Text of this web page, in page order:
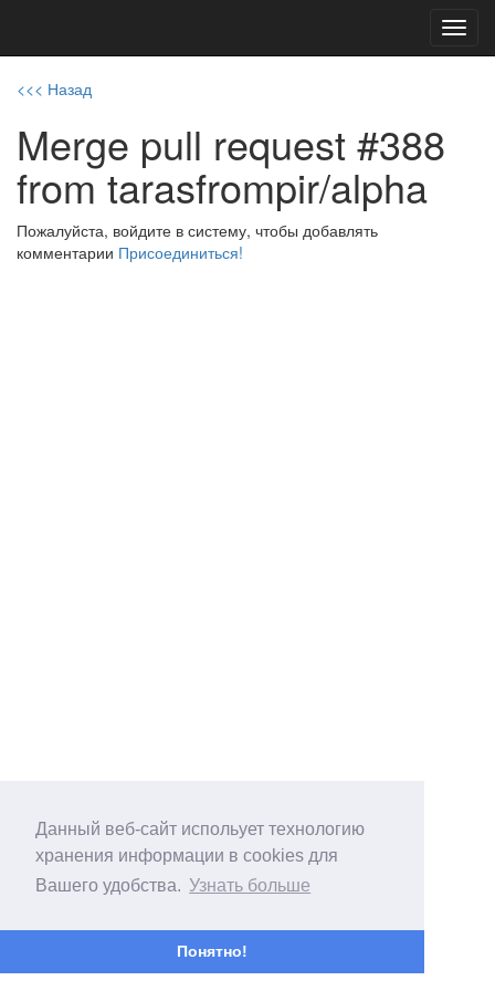
Данный веб-сайт испольует технологию
хранения информации в cookies для
Вашего удобства. Узнать больше
Понятно!
<<< Назад
Merge pull request #388
from tarasfrompir/alpha
Пожалуйста, войдите в систему, чтобы добавлять
комментарии Присоединиться!